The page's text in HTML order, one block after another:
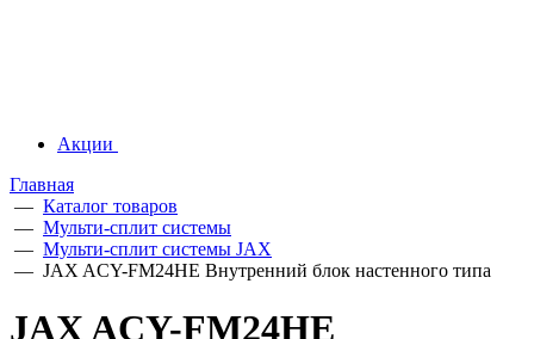
Акции
Главная
— Каталог товаров
— Мульти-сплит системы
— Мульти-сплит системы JAX
— JAX ACY-FM24HE Внутренний блок настенного типа
JAX ACY-FM24HE